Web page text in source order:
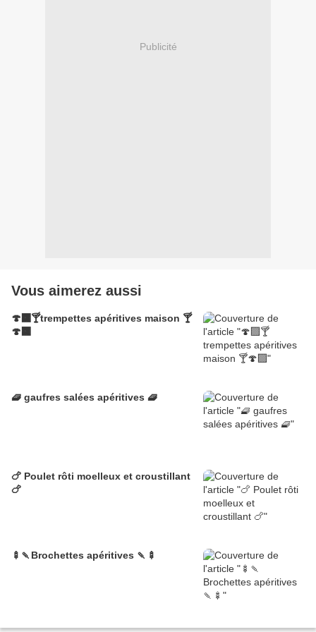
Publicité
Vous aimerez aussi
🍄‍🟫🍸trempettes apéritives maison 🍸
🍄‍🟫
🧇 gaufres salées apéritives 🧇
🍗 Poulet rôti moelleux et croustillant
🍗
🍢🍡Brochettes apéritives 🍡🍢